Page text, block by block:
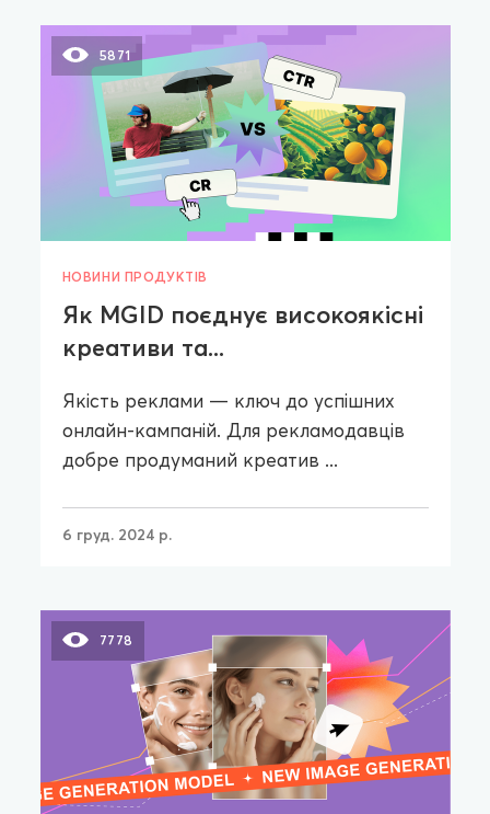
5871
НОВИНИ ПРОДУКТІВ
Як MGID поєднує високоякісні
креативи та...
Якість реклами — ключ до успішних
онлайн-кампаній. Для рекламодавців
добре продуманий креатив ...
6 груд. 2024 р.
7778